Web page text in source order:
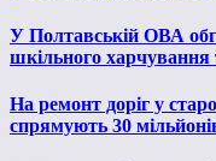
У Полтавській ОВА
шкільного
На ремонт доріг у
спрямують 30